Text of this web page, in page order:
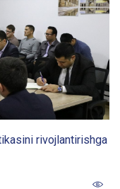
rivojlantirishga